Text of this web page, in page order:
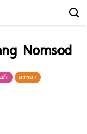
Nomsod
ดัง
สงขลา